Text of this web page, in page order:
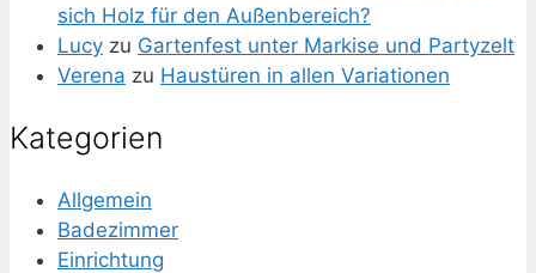
sich Holz für den Außenbereich?
Lucy zu Gartenfest unter Markise und Partyzelt
Verena zu Haustüren in allen Variationen
Kategorien
Allgemein
Badezimmer
Einrichtung